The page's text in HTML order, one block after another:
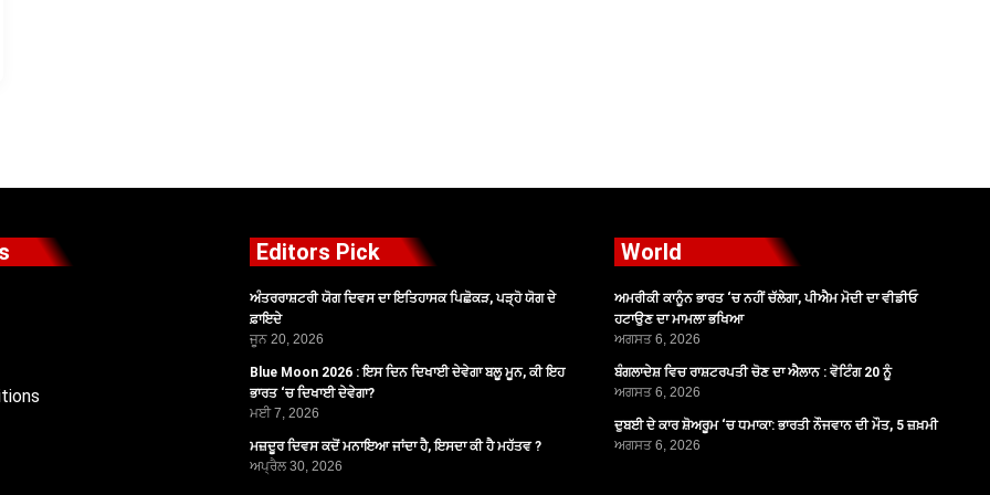
Editors Pick
ਅੰਤਰਰਾਸ਼ਟਰੀ ਯੋਗ ਦਿਵਸ ਦਾ ਇਤਿਹਾਸਕ ਪਿਛੋਕੜ, ਪੜ੍ਹੋ ਯੋਗ ਦੇ
ਫ਼ਾਇਦੇ
ਜੂਨ 20, 2026
Blue Moon 2026 : ਇਸ ਦਿਨ ਦਿਖਾਈ ਦੇਵੇਗਾ ਬਲੂ ਮੂਨ, ਕੀ ਇਹ
ਭਾਰਤ ‘ਚ ਦਿਖਾਈ ਦੇਵੇਗਾ?
ਮਈ 7, 2026
ਮਜ਼ਦੂਰ ਦਿਵਸ ਕਦੋਂ ਮਨਾਇਆ ਜਾਂਦਾ ਹੈ, ਇਸਦਾ ਕੀ ਹੈ ਮਹੱਤਵ ?
ਅਪ੍ਰੈਲ 30, 2026
World
ਅਮਰੀਕੀ ਕਾਨੂੰਨ ਭਾਰਤ ‘ਚ ਨਹੀਂ ਚੱਲੇਗਾ, ਪੀਐਮ ਮੋਦੀ ਦਾ ਵੀਡੀਓ
ਹਟਾਉਣ ਦਾ ਮਾਮਲਾ ਭਖਿਆ
ਅਗਸਤ 6, 2026
ਬੰਗਲਾਦੇਸ਼ ਵਿਚ ਰਾਸ਼ਟਰਪਤੀ ਚੋਣ ਦਾ ਐਲਾਨ : ਵੋਟਿੰਗ 20 ਨੂੰ
ਅਗਸਤ 6, 2026
ਦੁਬਈ ਦੇ ਕਾਰ ਸ਼ੋਅਰੂਮ ‘ਚ ਧਮਾਕਾ: ਭਾਰਤੀ ਨੌਜਵਾਨ ਦੀ ਮੌਤ, 5 ਜ਼ਖ਼ਮੀ
ਅਗਸਤ 6, 2026